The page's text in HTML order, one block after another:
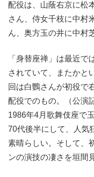
配役は、山蔭右京に松
さん、侍女千枝に中村
ん、奥方玉の井に中村
「身替座禅」は最近
されていて、またかと
回は白鸚さんが初役で
配役でのもの。（公演
1986年4月歌舞伎座で
70代後半にして、人気
素晴らしい。そして、
ンの演技の凄さを垣間